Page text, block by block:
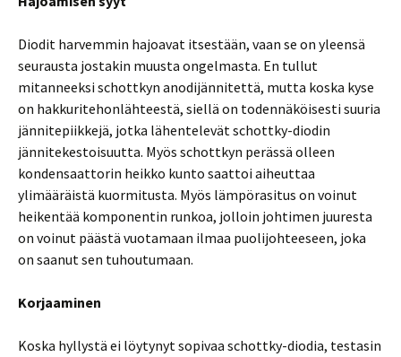
Diodit harvemmin hajoavat itsestään, vaan se on yleensä
seurausta jostakin muusta ongelmasta. En tullut
mitanneeksi schottkyn anodijännitettä, mutta koska kyse
on hakkuritehonlähteestä, siellä on todennäköisesti suuria
jännitepiikkejä, jotka lähentelevät schottky-diodin
jännitekestoisuutta. Myös schottkyn perässä olleen
kondensaattorin heikko kunto saattoi aiheuttaa
ylimääräistä kuormitusta. Myös lämpörasitus on voinut
heikentää komponentin runkoa, jolloin johtimen juuresta
on voinut päästä vuotamaan ilmaa puolijohteeseen, joka
on saanut sen tuhoutumaan.
Korjaaminen
Koska hyllystä ei löytynyt sopivaa schottky-diodia, testasin